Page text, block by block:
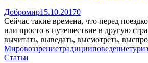
Добромир15.10.20170
Сейчас такие времена, что перед
или просто в путешествие в другую
вычитать, выведать, высмотреть,
Мировоззрениетрадицииповедение
Статьи